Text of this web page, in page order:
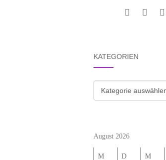
KATEGORIEN
Kategorien
August 2026
M D M